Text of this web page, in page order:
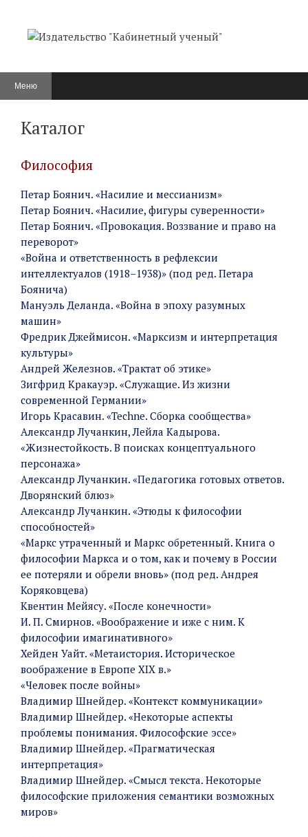
содержимому
Меню
Каталог
Философия
Петар Боянич. «Насилие и мессианизм»
Петар Боянич. «Насилие, фигуры суверенности»
Петар Боянич. «Провокация. Воззвание и право на
переворот»
«Война и ответственность в рефлексии
интеллектуалов (1918–1938)» (под ред. Петара
Боянича)
Мануэль Деланда. «Война в эпоху разумных
машин»
Фредрик Джеймисон. «Марксизм и интерпретация
культуры»
Андрей Железнов. «Трактат об этике»
Зигфрид Кракауэр. «Служащие. Из жизни
современной Германии»
Игорь Красавин. «Techne. Сборка сообщества»
Александр Лучанкин, Лейла Кадырова.
«Жизнестойкость. В поисках концептуального
персонажа»
Александр Лучанкин. «Педагогика готовых ответов.
Дворянский блюз»
Александр Лучанкин. «Этюды к философии
способностей»
«Маркс утраченный и Маркс обретенный. Книга о
философии Маркса и о том, как и почему в России
ее потеряли и обрели вновь» (под ред. Андрея
Коряковцева)
Квентин Мейясу. «После конечности»
И. П. Смирнов. «Воображение и иже с ним. К
философии имагинативного»
Хейден Уайт. «Метаистория. Историческое
воображение в Европе XIX в.»
«Человек после войны»
Владимир Шнейдер. «Контекст коммуникации»
Владимир Шнейдер. «Некоторые аспекты
проблемы понимания. Философские эссе»
Владимир Шнейдер. «Прагматическая
интерпретация»
Владимир Шнейдер. «Смысл текста. Некоторые
философские приложения семантики возможных
миров»